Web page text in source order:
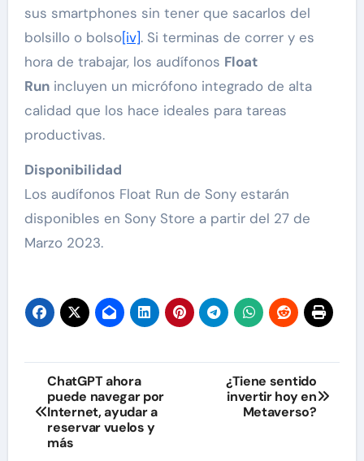
sus smartphones sin tener que sacarlos del
bolsillo o bolso[iv]. Si terminas de correr y es
hora de trabajar, los audífonos Float
Runincluyen un micrófono integrado de alta
calidad que los hace ideales para tareas
productivas.
Disponibilidad
Los audífonos Float Run de Sony estarán
disponibles en Sony Store a partir del 27 de
Marzo 2023.
Navegación
de
entradas
ChatGPT ahora
puede navegar por
Internet, ayudar a
reservar vuelos y
más
¿Tiene sentido
invertir hoy en
Metaverso?